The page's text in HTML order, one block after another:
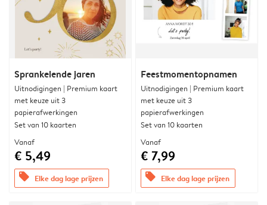
Sprankelende jaren
Uitnodigingen | Premium kaart
met keuze uit 3
papierafwerkingen
Set van 10 kaarten
Vanaf
€ 5,49
offers Elke dag lage prijzen
Feestmomentopnamen
Uitnodigingen | Premium kaart
met keuze uit 3
papierafwerkingen
Set van 10 kaarten
Vanaf
€ 7,99
offers Elke dag lage prijzen